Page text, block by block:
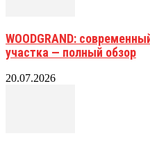
WOODGRAND:
участка — полный обзор
20.07.2026